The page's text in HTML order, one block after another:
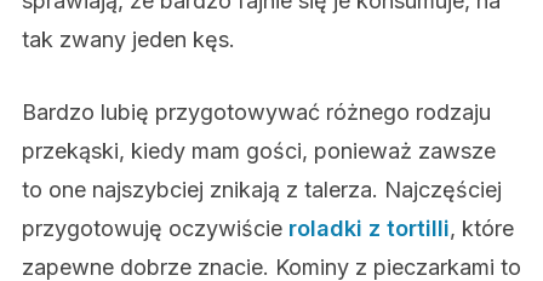
tak zwany jeden kęs.
Bardzo lubię przygotowywać różnego rodzaju
przekąski, kiedy mam gości, ponieważ zawsze
to one najszybciej znikają z talerza. Najczęściej
przygotowuję oczywiście roladki z tortilli, które
zapewne dobrze znacie. Kominy z pieczarkami to